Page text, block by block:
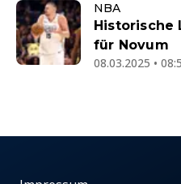
NBA
Historische
für Novum
08.03.2025 •